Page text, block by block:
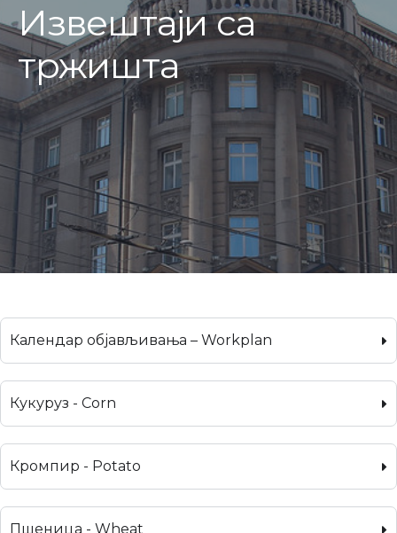
Извештаји са
тржишта
Календар објављивања – Workplan
Кукуруз - Corn
Кромпир - Potato
Пшеница - Wheat